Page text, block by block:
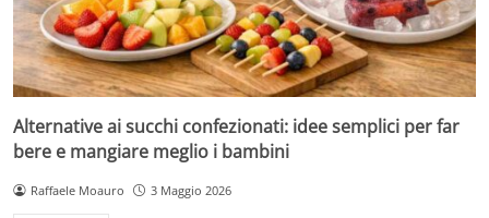
Alternative ai succhi confezionati: idee semplici per far
bere e mangiare meglio i bambini
Raffaele Moauro 3 Maggio 2026